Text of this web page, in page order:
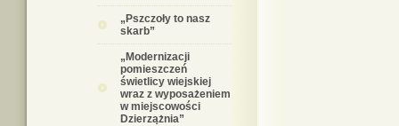
„Pszczoły to nasz
skarb”
„Modernizacji
pomieszczeń
świetlicy wiejskiej
wraz z wyposażeniem
w miejscowości
Dzierzążnia”